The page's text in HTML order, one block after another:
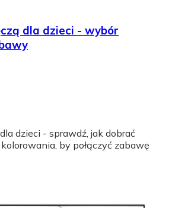
dla dzieci - wybór
dzieci - sprawdź, jak dobrać
by połączyć zabawę